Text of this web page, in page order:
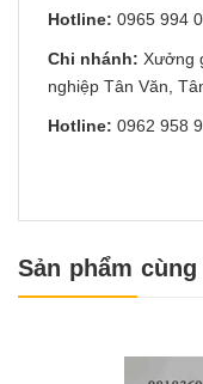
Hotline: 0965 994
Chi nhánh: Xưởng
nghiệp Tân Văn,
Hotline: 0962 958
Sản phẩm